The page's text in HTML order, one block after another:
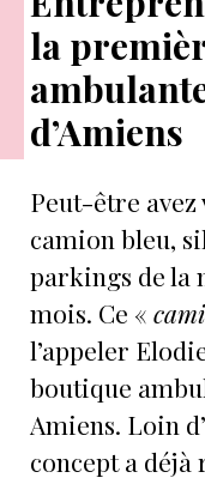
la
d’Amiens
Peut-être avez
camion bleu,
parkings de la
mois. Ce «
l’appeler
boutique
Amiens. Loin
concept a